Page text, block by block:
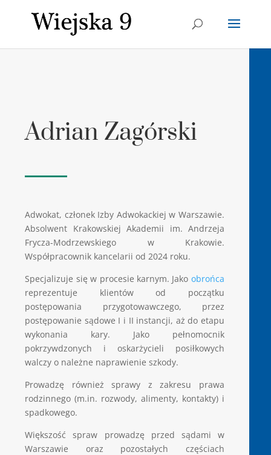
Adrian Zagórski
Adwokat, członek Izby Adwokackiej w Warszawie.
Absolwent Krakowskiej Akademii im. Andrzeja
Frycza-Modrzewskiego w Krakowie.
Współpracownik kancelarii od 2024 roku.
Specjalizuje się w procesie karnym. Jako obrońca
reprezentuje klientów od początku
postępowania przygotowawczego, przez
postępowanie sądowe I i II instancji, aż do etapu
wykonania kary. Jako pełnomocnik
pokrzywdzonych i oskarżycieli posiłkowych
walczy o należne naprawienie szkody.
Prowadzę również sprawy z zakresu prawa
rodzinnego (m.in. rozwody, alimenty, kontakty) i
spadkowego.
Większość spraw prowadzę przed sądami w
Warszawie oraz pozostałych częściach